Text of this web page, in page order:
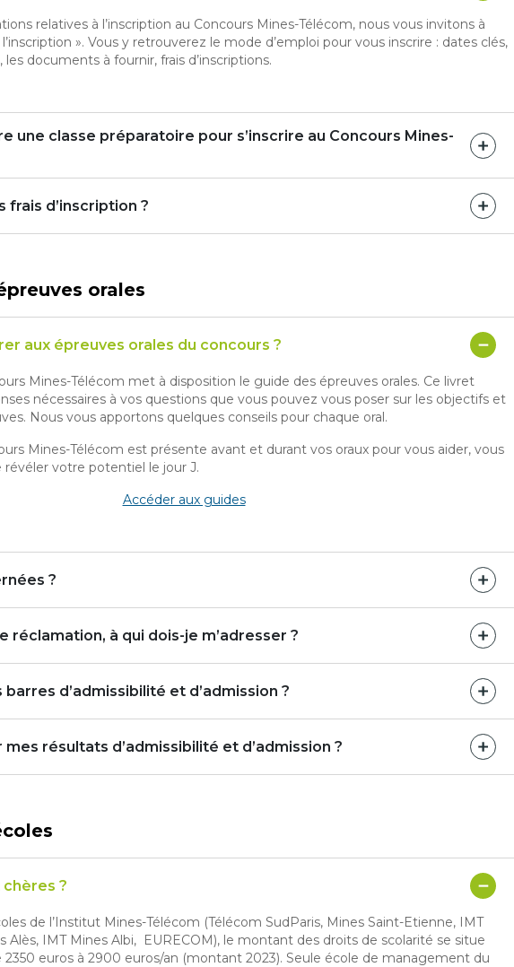
relatives à l’inscription au Concours Mines-Télécom, nous vous invitons à
». Vous y retrouverez le mode d’emploi pour vous inscrire : dates clés,
les documents à fournir, frais d’inscriptions.
une classe préparatoire pour s’inscrire au Concours Mines-
frais d’inscription ?
orales
aux épreuves orales du concours ?
Mines-Télécom met à disposition le guide des épreuves orales. Ce livret
nécessaires à vos questions que vous pouvez vous poser sur les objectifs et
Nous vous apportons quelques conseils pour chaque oral.
Mines-Télécom est présente avant et durant vos oraux pour vous aider, vous
votre potentiel le jour J.
Accéder aux guides
?
réclamation, à qui dois-je m’adresser ?
d’admissibilité et d’admission ?
résultats d’admissibilité et d’admission ?
?
de l’Institut Mines-Télécom (Télécom SudParis, Mines Saint-Etienne, IMT
Alès, IMT Mines Albi, EURECOM), le montant des droits de scolarité se situe
euros à 2900 euros/an (montant 2023). Seule école de management du